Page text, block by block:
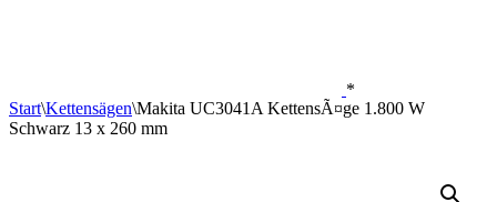
*
Start\Kettensägen\Makita UC3041A KettensÃ¤ge 1.800 W
Schwarz 13 x 260 mm